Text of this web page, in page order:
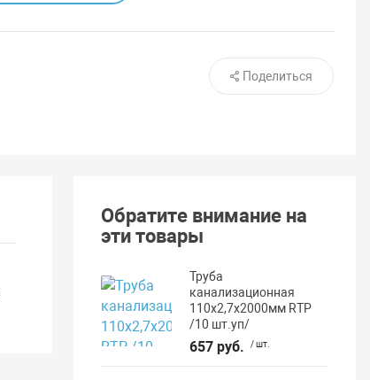
Поделиться
Обратите внимание на
эти товары
Труба
канализационная
110х2,7х2000мм RTP
/10 шт.уп/
657 руб. / шт.